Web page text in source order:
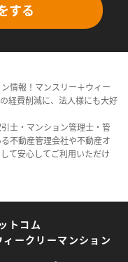
する
情報！マンスリー＋ウィー
経費削減に、法人様にも大好
士・マンション管理士・管
不動産管理会社や不動産オ
て安心してご利用いただけ
トコム
ークリーマンション